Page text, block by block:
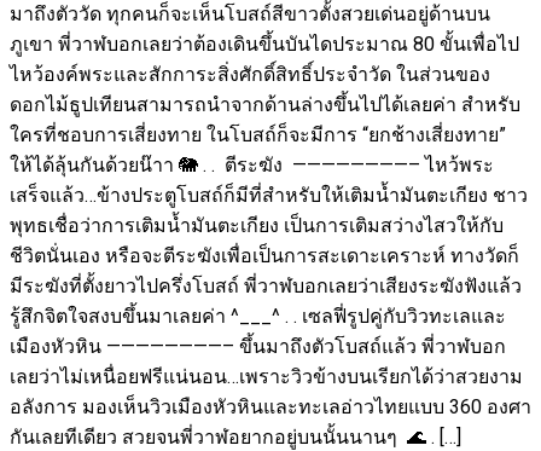
มาถึงตัววัด ทุกคนก็จะเห็นโบสถ์สีขาวตั้งสวยเด่นอยู่ด้านบน
ภูเขา พี่วาฬบอกเลยว่าต้องเดินขึ้นบันไดประมาณ 80 ขั้นเพื่อไป
ไหว้องค์พระและสักการะสิ่งศักดิ์สิทธิ์ประจำวัด ในส่วนของ
ดอกไม้ธูปเทียนสามารถนำจากด้านล่างขึ้นไปได้เลยค่า สำหรับ
ใครที่ชอบการเสี่ยงทาย ในโบสถ์ก็จะมีการ “ยกช้างเสี่ยงทาย”
ให้ได้ลุ้นกันด้วยน๊าา 🐘 . . ตีระฆัง ————————– ไหว้พระ
เสร็จแล้ว…ข้างประตูโบสถ์ก็มีที่สำหรับให้เติมน้ำมันตะเกียง ชาว
พุทธเชื่อว่าการเติมน้ำมันตะเกียง เป็นการเติมสว่างไสวให้กับ
ชีวิตนั่นเอง หรือจะตีระฆังเพื่อเป็นการสะเดาะเคราะห์ ทางวัดก็
มีระฆังที่ตั้งยาวไปครึ่งโบสถ์ พี่วาฬบอกเลยว่าเสียงระฆังฟังแล้ว
รู้สึกจิตใจสงบขึ้นมาเลยค่า ^___^ . . เซลฟี่รูปคู่กับวิวทะเลและ
เมืองหัวหิน ————————– ขึ้นมาถึงตัวโบสถ์แล้ว พี่วาฬบอก
เลยว่าไม่เหนื่อยฟรีแน่นอน…เพราะวิวข้างบนเรียกได้ว่าสวยงาม
อลังการ มองเห็นวิวเมืองหัวหินและทะเลอ่าวไทยแบบ 360 องศา
กันเลยทีเดียว สวยจนพี่วาฬอยากอยู่บนนั้นนานๆ 🌊 . […]